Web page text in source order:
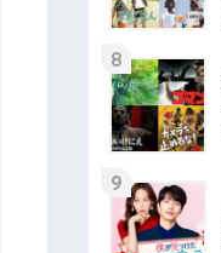
8
9